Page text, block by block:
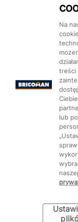
Na
treści
lub